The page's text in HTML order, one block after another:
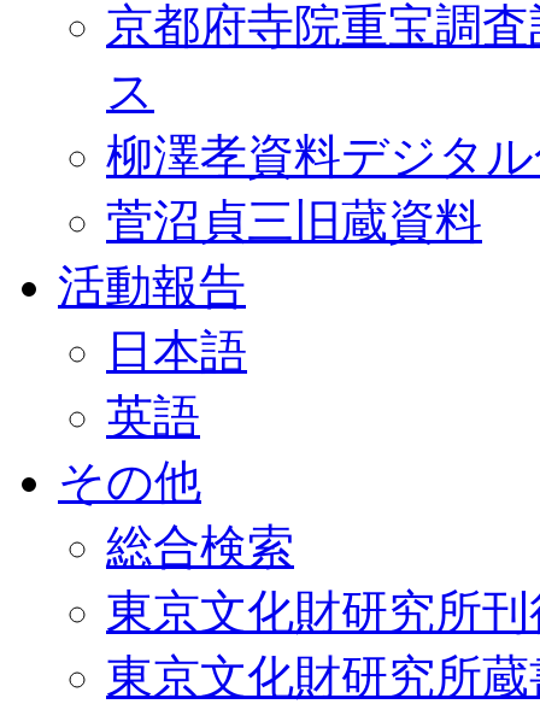
京都府寺院重宝調
ス
柳澤孝資料デジタ
菅沼貞三旧蔵資料
活動報告
日本語
英語
その他
総合検索
東京文化財研究所
東京文化財研究所